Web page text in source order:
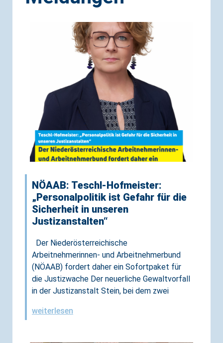
NÖAAB: Teschl-Hofmeister:
„Personalpolitik ist Gefahr für die
Sicherheit in unseren
Justizanstalten“
Der Niederösterreichische
Arbeitnehmerinnen- und Arbeitnehmerbund
(NÖAAB) fordert daher ein Sofortpaket für
die Justizwache Der neuerliche Gewaltvorfall
in der Justizanstalt Stein, bei dem zwei
weiterlesen